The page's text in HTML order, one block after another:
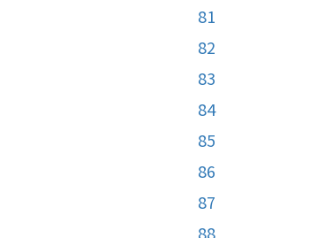
81
82
83
84
85
86
87
88